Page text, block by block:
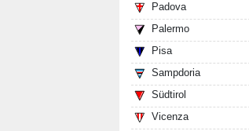
Padova
Palermo
Pisa
Sampdoria
Südtirol
Vicenza